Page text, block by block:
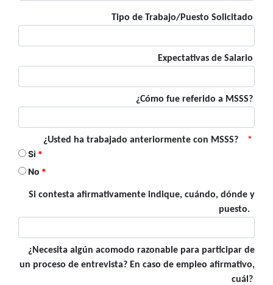
Tipo de Trabajo/Puesto Solicitado
Expectativas de Salario
¿Cómo fue referido a MSSS?
¿Usted ha trabajado anteriormente con MSSS? *
Si
No
Si contesta afirmativamente indique, cuándo, dónde y
puesto.
¿Necesita algún acomodo razonable para participar de
un proceso de entrevista? En caso de empleo afirmativo,
cuál?